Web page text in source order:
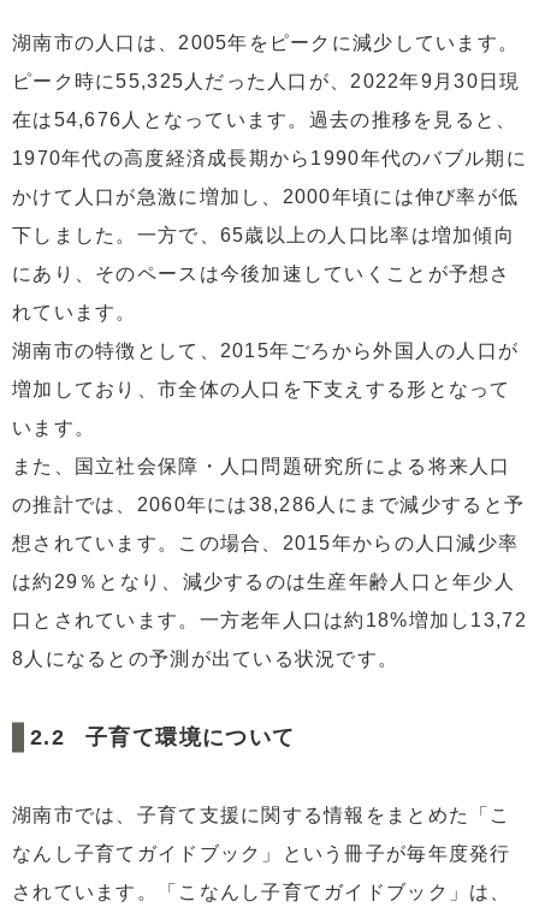
湖南市の人口は、2005年をピークに減少しています。
ピーク時に55,325人だった人口が、2022年9月30日現
在は54,676人となっています。過去の推移を見ると、
1970年代の高度経済成長期から1990年代のバブル期に
かけて人口が急激に増加し、2000年頃には伸び率が低
下しました。一方で、65歳以上の人口比率は増加傾向
にあり、そのペースは今後加速していくことが予想さ
れています。
湖南市の特徴として、2015年ごろから外国人の人口が
増加しており、市全体の人口を下支えする形となって
います。
また、国立社会保障・人口問題研究所による将来人口
の推計では、2060年には38,286人にまで減少すると予
想されています。この場合、2015年からの人口減少率
は約29％となり、減少するのは生産年齢人口と年少人
口とされています。一方老年人口は約18%増加し13,72
8人になるとの予測が出ている状況です。
子育て環境について
湖南市では、子育て支援に関する情報をまとめた「こ
なんし子育てガイドブック」という冊子が毎年度発行
されています。「こなんし子育てガイドブック」は、